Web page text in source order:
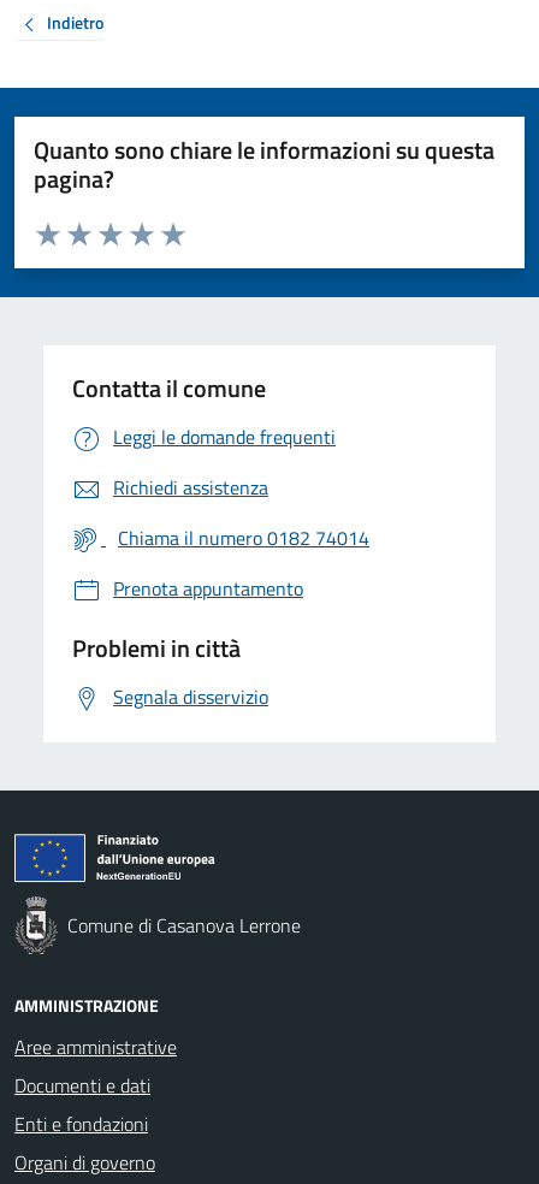
Indietro
Quanto sono chiare le informazioni su questa
pagina?
Valuta da 1 a 5 stelle la pagina
Valuta 5 stelle su 5
Valuta 4 stelle su 5
Valuta 3 stelle su 5
Valuta 2 stelle su 5
Valuta 1 stelle su 5
Contatta il comune
Leggi le domande frequenti
Richiedi assistenza
Chiama il numero 0182 74014
Prenota appuntamento
Problemi in città
Segnala disservizio
Comune di Casanova Lerrone
AMMINISTRAZIONE
Aree amministrative
Documenti e dati
Enti e fondazioni
Organi di governo